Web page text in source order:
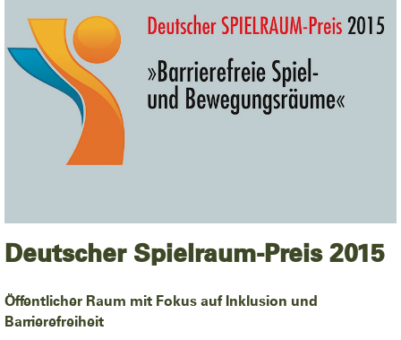
Deutscher Spielraum-Preis 2015
Öffentlicher Raum mit Fokus auf Inklusion und
Barrierefreiheit